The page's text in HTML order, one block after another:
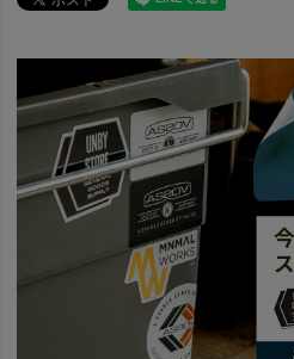
news 心温まるUNBYのホリデーギフト
news バレンタインギフト5選